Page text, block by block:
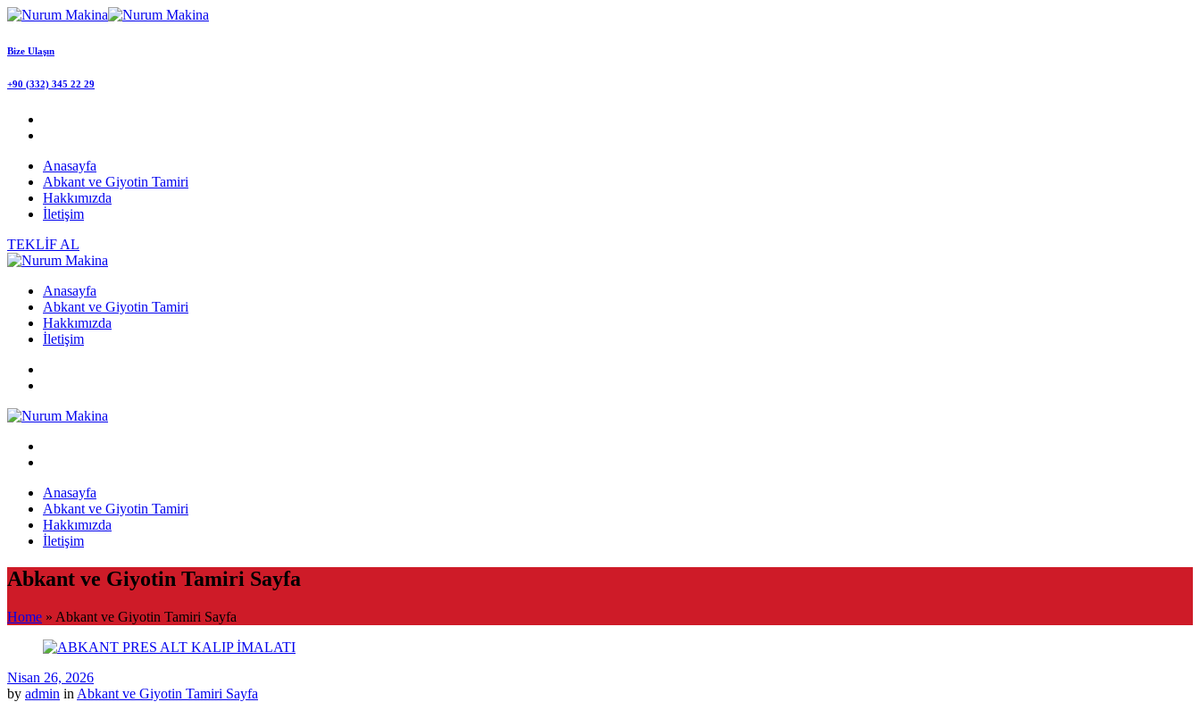
Bize Ulaşın
+90 (332) 345 22 29
Anasayfa
Abkant ve Giyotin Tamiri
Hakkımızda
İletişim
TEKLİF AL
Anasayfa
Abkant ve Giyotin Tamiri
Hakkımızda
İletişim
Anasayfa
Abkant ve Giyotin Tamiri
Hakkımızda
İletişim
Abkant ve Giyotin Tamiri Sayfa
Home » Abkant ve Giyotin Tamiri Sayfa
Nisan 26, 2026
by admin in Abkant ve Giyotin Tamiri Sayfa